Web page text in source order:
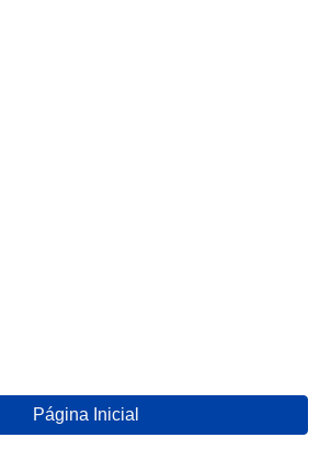
Página Inicial